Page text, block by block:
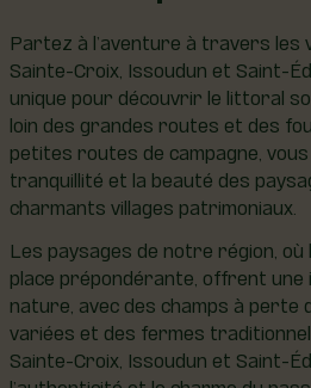
Partez à l’aventure à travers les
Sainte-Croix, Issoudun et Saint-
unique pour découvrir le littoral
loin des grandes routes et des
petites routes de campagne,
tranquillité et la beauté des
charmants villages patrimoniaux.
Les paysages de notre région, où
place prépondérante, offrent une
nature, avec des champs à perte
variées et des fermes
Sainte-Croix, Issoudun et Saint-